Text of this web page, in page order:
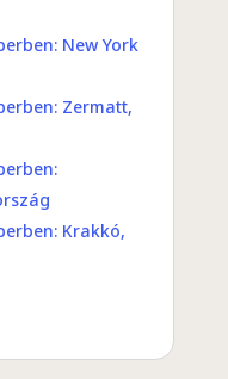
New York
Zermatt,
Krakkó,